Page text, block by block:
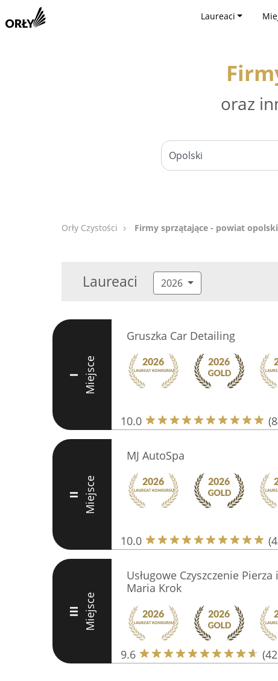
Laureaci
oraz
Orły Czystości Firmy sprzątające - powiat opolski
Laureaci 2026
I Miejsce
Gruszka Car Detailing
10.0
II Miejsce
MJ AutoSpa
10.0
III Miejsce
Usługowe Czyszczenie
Maria Krok
9.6